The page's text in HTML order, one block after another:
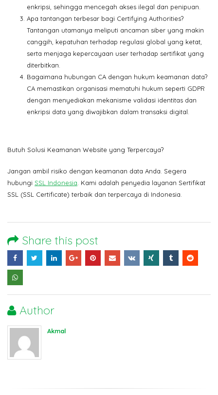
enkripsi, sehingga mencegah akses ilegal dan penipuan.
Apa tantangan terbesar bagi Certifying Authorities?
Tantangan utamanya meliputi ancaman siber yang makin
canggih, kepatuhan terhadap regulasi global yang ketat,
serta menjaga kepercayaan user terhadap sertifikat yang
diterbitkan.
Bagaimana hubungan CA dengan hukum keamanan data?
CA memastikan organisasi mematuhi hukum seperti GDPR
dengan menyediakan mekanisme validasi identitas dan
enkripsi data yang diwajibkan dalam transaksi digital.
Butuh Solusi Keamanan Website yang Terpercaya?
Jangan ambil risiko dengan keamanan data Anda. Segera
hubungi SSL Indonesia . Kami adalah penyedia layanan Sertifikat
SSL (SSL Certificate) terbaik dan terpercaya di Indonesia.
Share this post
Author
Akmal